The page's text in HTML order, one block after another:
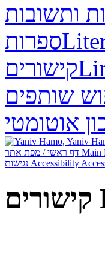
ותשובות
ספרות
קישורים
שותפים
אוטומטי
Main
Accessibility
קישורים